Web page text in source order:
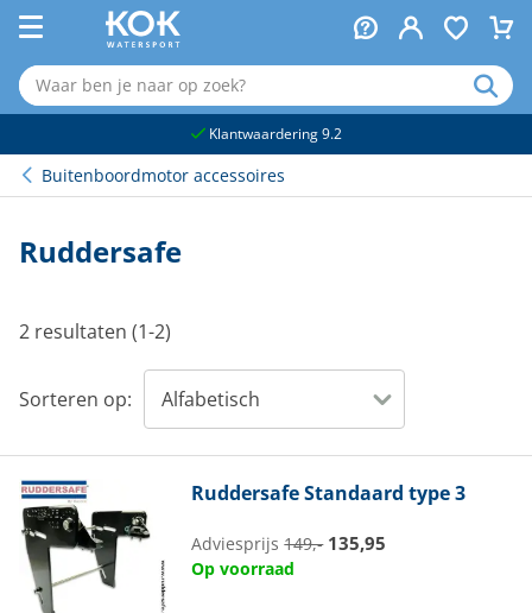
Klantwaardering 9.2
Buitenboordmotor accessoires
Ruddersafe
2 resultaten (1-2)
Sorteren op:
RuddersafeStandaard type 3
Adviesprijs149,- 135,95
Op voorraad